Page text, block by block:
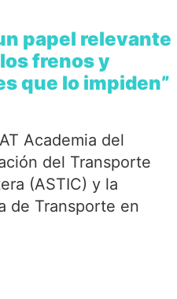
papel relevante
frenos y
que lo impiden”
Academia del
del Transporte
(ASTIC) y la
de Transporte en